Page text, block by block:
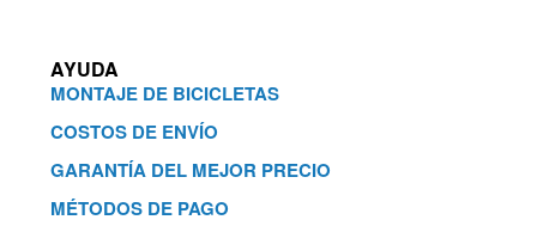
AYUDA
MONTAJE DE BICICLETAS
COSTOS DE ENVÍO
GARANTÍA DEL MEJOR PRECIO
MÉTODOS DE PAGO